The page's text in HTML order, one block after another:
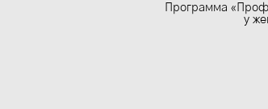
Программа
у